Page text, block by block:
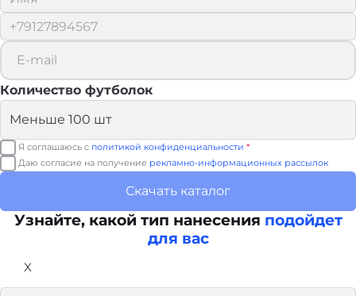
Количество футболок
Я соглашаюсь с политикой конфиденциальности *
Даю согласие на получение рекламно-информационных рассылок
Скачать каталог
Узнайте, какой тип нанесения подойдет
для вас
X